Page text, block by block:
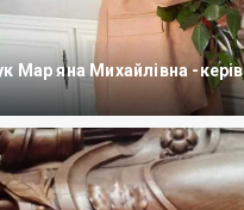
Мар яна Михайлівна -